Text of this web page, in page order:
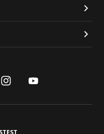
instagram
youtube